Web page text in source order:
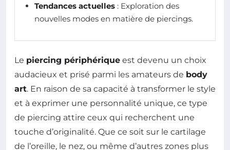
Tendances actuelles : Exploration des
nouvelles modes en matière de piercings.
Le piercing périphérique est devenu un choix
audacieux et prisé parmi les amateurs de body
art. En raison de sa capacité à transformer le style
et à exprimer une personnalité unique, ce type
de piercing attire ceux qui recherchent une
touche d’originalité. Que ce soit sur le cartilage
de l’oreille, le nez, ou même d’autres zones plus